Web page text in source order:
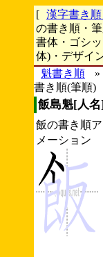
[ 漢字書き
の書き順・
書体・ゴシ
体)・デザイ
魁書き順
»
書き順(筆順)
飯島魁[人
飯の書き順
メーション